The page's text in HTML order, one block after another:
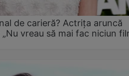
de carieră? Actrița aruncă
vreau să mai fac niciun